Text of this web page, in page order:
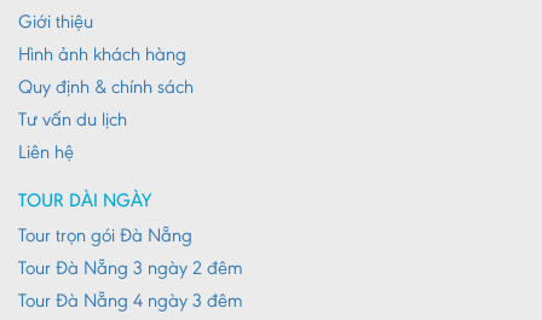
Hải Phòng
Hưng Yên
Khánh Hoà
Kiên Giang
Kon Tum
Lào Cai
Lâm Đồng
Giới thiệu
Hình ảnh khách hàng
Quy định & chính sách
Tư vấn du lịch
Liên hệ
TOUR DÀI NGÀY
Tour trọn gói Đà Nẵng
Tour Đà Nẵng 3 ngày 2 đêm
Tour Đà Nẵng 4 ngày 3 đêm